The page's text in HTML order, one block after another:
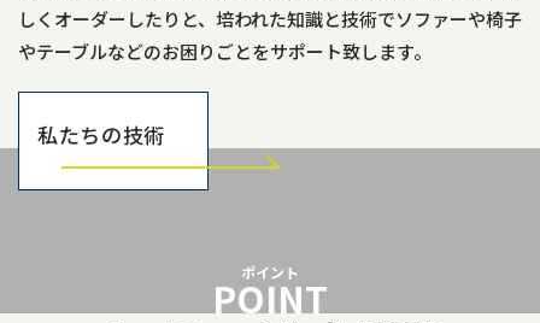
しくオーダーしたりと、培われた知識と技術でソファーや椅子
やテーブルなどのお困りごとをサポート致します。
私たちの技術
ポイント
POINT